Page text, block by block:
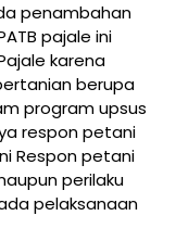
penambahan
pajale ini
karena
berupa
program upsus
respon petani
Respon petani
perilaku
pelaksanaan